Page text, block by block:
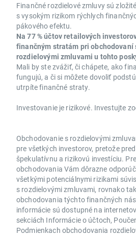
Finančné rozdielové zmluvy sú
s vysokým rizikom rýchlych
pákového efektu.
Na 77 % účtov retailových
finančným stratám pri obchodovaní
rozdielovými zmluvami u tohto
Mali by ste zvážiť, či chápete, ako
fungujú, a či si môžete dovoliť
utrpíte finančné straty.
Investovanie je rizikové. Investujte
Obchodovanie s rozdielovými
pre všetkých investorov, pretože
špekulatívnu a rizikovú investíciu.
obchodovania Vám dôrazne
všetkými potenciálnymi rizikami
s rozdielovými zmluvami, rovnako
obchodovania týchto finančných
informácie sú dostupné na
sekciách Informácie o účtoch,
Podmienkach obchodovania